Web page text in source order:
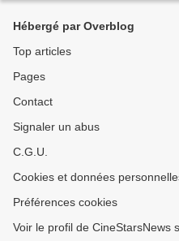
Hébergé par Overblog
Top articles
Pages
Contact
Signaler un abus
C.G.U.
Cookies et données
Préférences cookies
Voir le profil de CineStarsNews